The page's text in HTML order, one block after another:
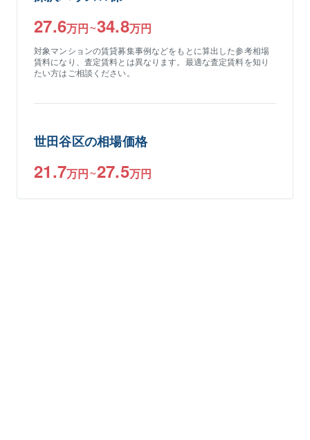
27.6万円~34.8万円
対象マンションの賃貸募集事例などをもとに算出した参考相場
賃料になり、査定賃料とは異なります。 最適な査定賃料を知り
たい方はご相談ください。
世田谷区の相場価格
21.7万円~27.5万円